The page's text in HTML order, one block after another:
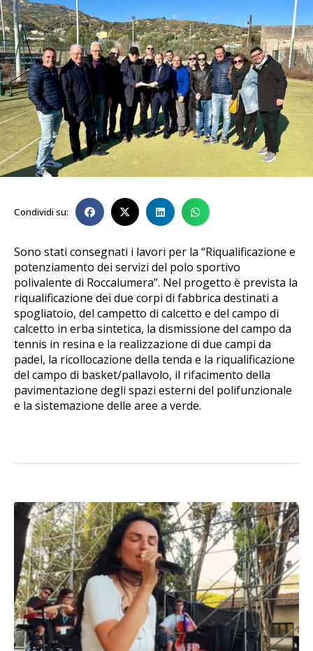
Condividi su:
Sono stati consegnati i lavori per la “Riqualificazione e
potenziamento dei servizi del polo sportivo
polivalente di Roccalumera”. Nel progetto è prevista la
riqualificazione dei due corpi di fabbrica destinati a
spogliatoio, del campetto di calcetto e del campo di
calcetto in erba sintetica, la dismissione del campo da
tennis in resina e la realizzazione di due campi da
padel, la ricollocazione della tenda e la riqualificazione
del campo di basket/pallavolo, il rifacimento della
pavimentazione degli spazi esterni del polifunzionale
e la sistemazione delle aree a verde.